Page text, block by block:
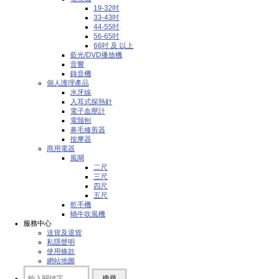
19-32吋
33-43吋
44-55吋
56-65吋
66吋 及 以上
藍光/DVD播放機
音響
錄音機
個人護理產品
水牙線
入耳式探熱針
電子血壓計
電鬚刨
鼻毛修剪器
按摩器
商用電器
風閘
二尺
三尺
四尺
五尺
乾手機
蝸牛吹風機
服務中心
送貨及退貨
私隱聲明
使用條款
網站地圖